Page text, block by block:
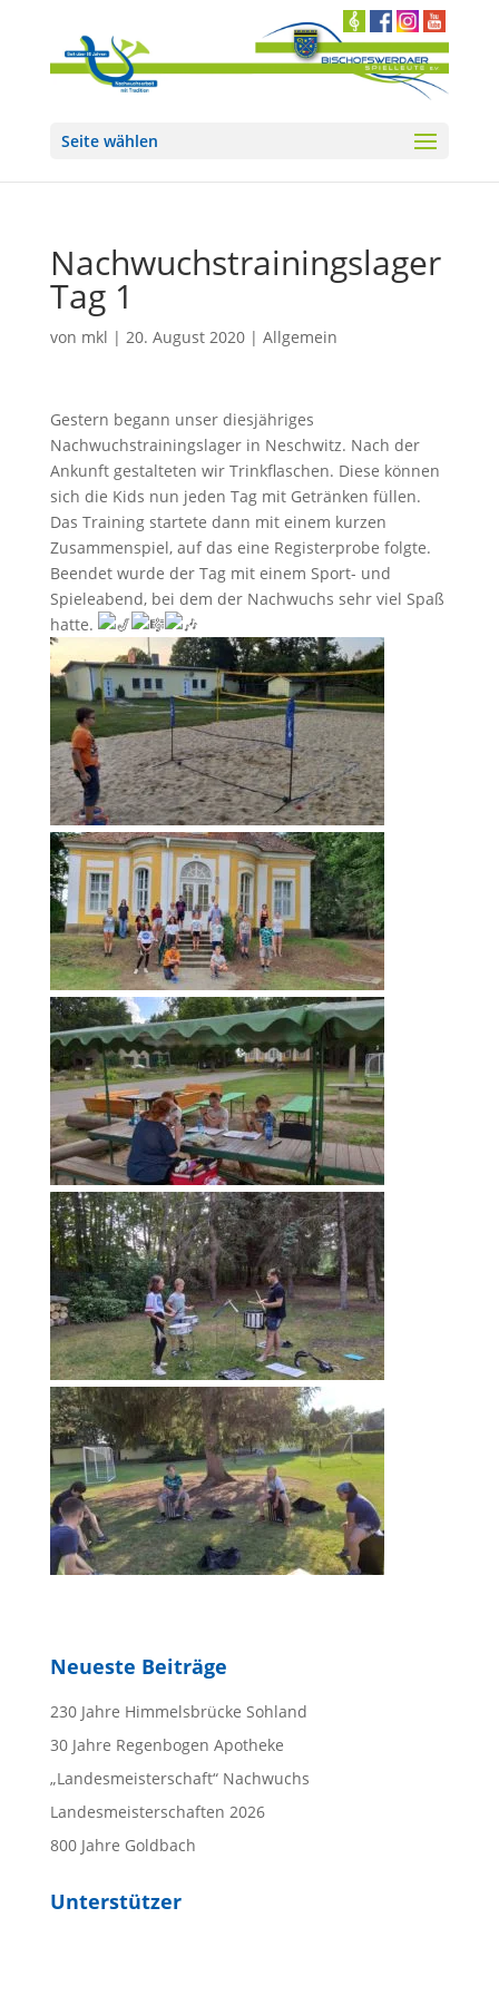
Seite wählen
Nachwuchstrainingslager
Tag 1
von mkl | 20. August 2020| Allgemein
Gestern begann unser diesjähriges
Nachwuchstrainingslager in Neschwitz. Nach der
Ankunft gestalteten wir Trinkflaschen. Diese können
sich die Kids nun jeden Tag mit Getränken füllen.
Das Training startete dann mit einem kurzen
Zusammenspiel, auf das eine Registerprobe folgte.
Beendet wurde der Tag mit einem Sport- und
Spieleabend, bei dem der Nachwuchs sehr viel Spaß
hatte.
Neueste Beiträge
230 Jahre Himmelsbrücke Sohland
30 Jahre Regenbogen Apotheke
„Landesmeisterschaft“ Nachwuchs
Landesmeisterschaften 2026
800 Jahre Goldbach
Unterstützer